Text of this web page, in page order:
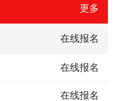
更多
在线报名
在线报名
在线报名